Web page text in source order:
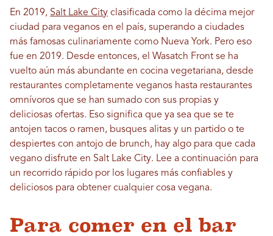
En 2019, Salt Lake City clasificada como la décima mejor
ciudad para veganos en el país, superando a ciudades
más famosas culinariamente como Nueva York. Pero eso
fue en 2019. Desde entonces, el Wasatch Front se ha
vuelto aún más abundante en cocina vegetariana, desde
restaurantes completamente veganos hasta restaurantes
omnívoros que se han sumado con sus propias y
deliciosas ofertas. Eso significa que ya sea que se te
antojen tacos o ramen, busques alitas y un partido o te
despiertes con antojo de brunch, hay algo para que cada
vegano disfrute en Salt Lake City. Lee a continuación para
un recorrido rápido por los lugares más confiables y
deliciosos para obtener cualquier cosa vegana.
Para comer en el bar